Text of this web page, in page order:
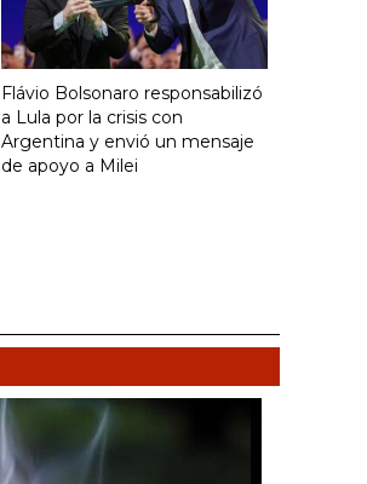
Flávio Bolsonaro responsabilizó
a Lula por la crisis con
Argentina y envió un mensaje
de apoyo a Milei